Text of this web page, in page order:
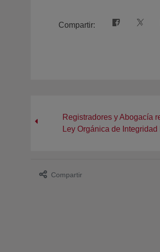
Compartir:
Registradores y Abogacía
Ley Orgánica de Integridad
Compartir